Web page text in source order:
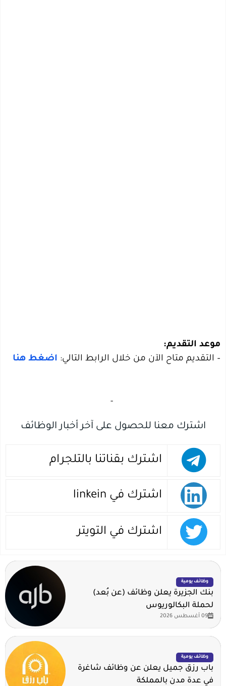
– التقديم متاح الآن من خلال الرابط التالي: اضغط هنا
-‏
اشترك معنا للحصول على آخر أخبار الوظائف
اشترك بقناتنا بالتلجرام
اشترك في linkein
اشترك في التويتر
وظائف يومية
بنك الجزيرة يعلن وظائف (عن بُعد)
لحملة البكالوريوس
09 أغسطس 2026
وظائف يومية
باب رزق جميل يعلن عن وظائف شاغرة
في عدة مدن بالمملكة